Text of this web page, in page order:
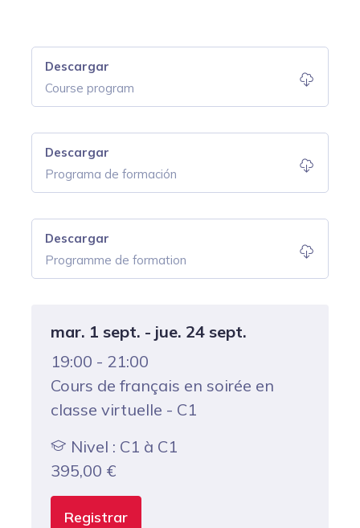
Descargar
Course program
Descargar
Programa de formación
Descargar
Programme de formation
mar. 1 sept. - jue. 24 sept.
19:00 - 21:00
Cours de français en soirée en
classe virtuelle - C1
Nivel : C1 à C1
395,00 €
Registrar